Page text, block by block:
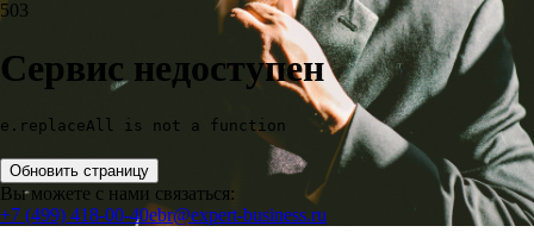
503
Сервис недоступен
e.replaceAll is not a function
Обновить страницу
Вы можете с нами связаться:
+7 (499) 418-00-40ebr@expert-business.ru